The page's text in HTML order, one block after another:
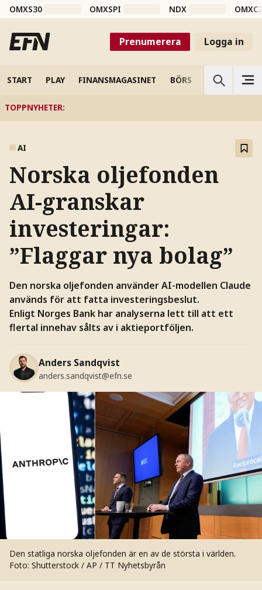
OMXS30 OMXSPI NDX
Prenumerera Logga in
START PLAY FINANSMAGASINET BÖRS VETENSKAP
TOPPNYHETER:
AI
Norska oljefonden
AI-granskar
investeringar:
”Flaggar nya bolag”
Den norska oljefonden använder AI-modellen Claude
används för att fatta investeringsbeslut.
Enligt Norges Bank har analyserna lett till att ett
flertal innehav sålts av i aktieportföljen.
Anders Sandqvist
anders.sandqvist@efn.se
Den statliga norska oljefonden är en av de största i världen.
Foto: Shutterstock / AP / TT Nyhetsbyrån